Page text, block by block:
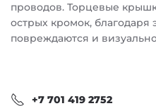
проводов. Торцевые
острых кромок,
повреждаются и
+7 701 419 2752